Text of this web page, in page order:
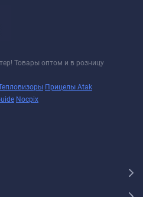
Товары оптом и в розницу
Прицелы Atak
Nocpix